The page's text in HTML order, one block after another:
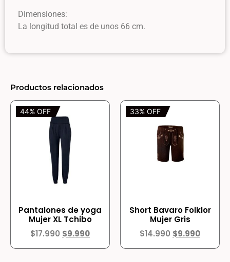
Dimensiones:
La longitud total es de unos 66 cm.
Productos relacionados
44% OFF
Pantalones de yoga
Mujer XL Tchibo
$17.990 $9.990
33% OFF
Short Bavaro Folklor
Mujer Gris
$14.990 $9.990